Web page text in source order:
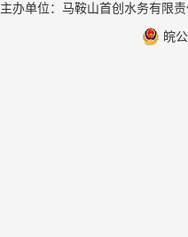
主办单位：马鞍山首创水务有限
皖